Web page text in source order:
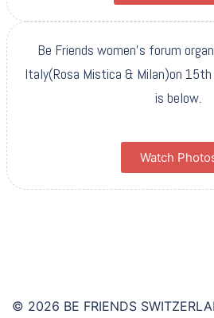
Be Friends women’s forum
Italy(Rosa Mistica & Milan)on
is below.
Watch
© 2026 BE FRIENDS